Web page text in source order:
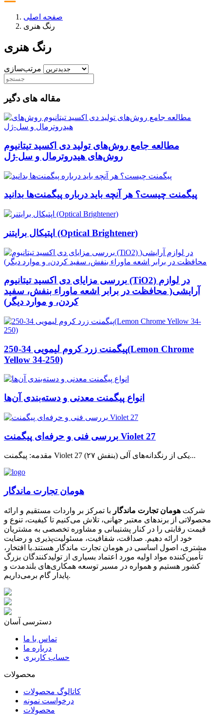
صفحه اصلی
رنگ هنری
رنگ هنری
مرتب‌سازی
مقاله های دگیر
مطالعه جامع روش‌های تولید دی اکسید تیتانیوم
روش‌های هیدروترمال و سل-ژل
پیگمنت چیست؟ هر آنچه باید درباره پیگمنت‌ها بدانید
اپتیکال برایتنر (Optical Brightener)
بررسی مزایای دی اکسید تیتانیوم (TiO2) در لوازم
آرایشی( محافظت در برابر اشعه ماوراء بنفش، سفید
کردن، و موارد دیگر)
پیگمنت زرد کروم لیمویی 34-250(Lemon Chrome
Yellow 34-250)
انواع پیگمنت معدنی و دسته‌بندی آن‌ها
بررسی فنی و حرفه‌ای پیگمنت Violet 27
مقدمه: پیگمنت Violet 27 (بنفش ۲۷) یکی از رنگدانه‌های آلی...
هومان تجارت ماندگار
شرکت هومان تجارت ماندگار با تمرکز بر واردات مستقیم و ارائه
محصولاتی از برندهای معتبر جهانی، تلاش می‌کنیم تا کیفیت، تنوع و
قیمت رقابتی را در کنار پشتیبانی و مشاوره تخصصی به مشتریان
خود ارائه دهیم. صداقت، شفافیت، مسئولیت‌پذیری و رضایت
مشتری، اصول اساسی در هومان تجارت ماندگار هستند.با افتخار،
تأمین‌کننده مواد اولیه مورد اعتماد بسیاری از تولیدکنندگان بزرگ
کشور هستیم و همواره در مسیر توسعه همکاری‌های بلندمدت و
پایدار گام برمی‌داریم.
دسترسی آسان
تماس با ما
درباره ما
حساب کاربری
محصولات
کاتالوگ محصولات
درخواست نمونه
محصولات